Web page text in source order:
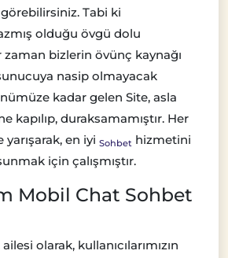
görebilirsiniz. Tabi ki
olduğu övgü dolu
zaman bizlerin övünç kaynağı
nasip olmayacak
kadar gelen Site, asla
kapılıp, duraksamamıştır. Her
en iyi Sohbet hizmetini
için çalışmıştır.
Mobil Chat Sohbet
olarak, kullanıcılarımızın